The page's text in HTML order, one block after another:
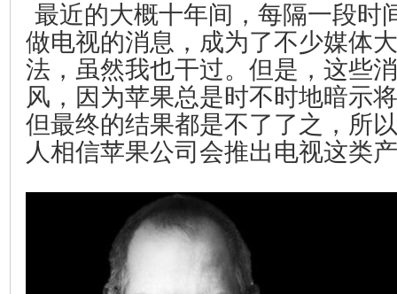
最近的大概十年间，每隔一段时
做电视的消息，成为了不少媒体
法，虽然我也干过。但是，这些
风，因为苹果总是时不时地暗示
但最终的结果都是不了了之，所
人相信苹果公司会推出电视这类